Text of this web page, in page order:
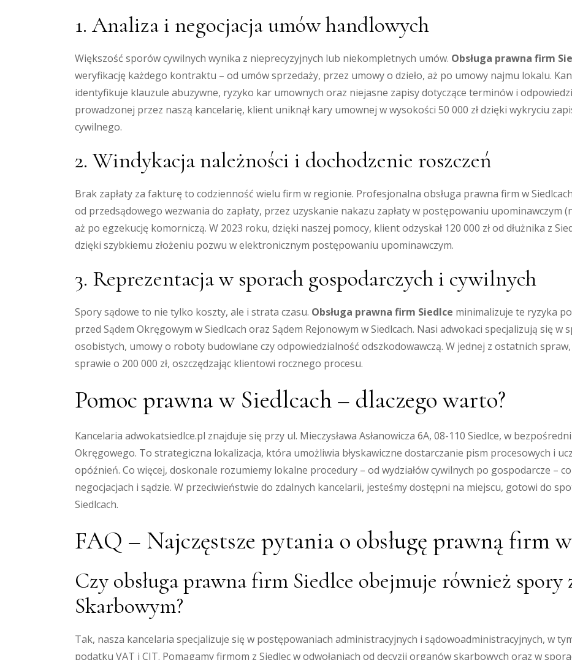
1. Analiza i negocjacja umów handlowych
Większość sporów cywilnych wynika z nieprecyzyjnych lub niekompletnych umów. Obsługa prawna firm
weryfikację każdego kontraktu – od umów sprzedaży, przez umowy o dzieło, aż po umowy najmu lokalu.
identyfikuje klauzule abuzywne, ryzyko kar umownych oraz niejasne zapisy dotyczące terminów i
prowadzonej przez naszą kancelarię, klient uniknął kary umownej w wysokości 50 000 zł dzięki wykryciu
cywilnego.
2. Windykacja należności i dochodzenie roszczeń
Brak zapłaty za fakturę to codzienność wielu firm w regionie. Profesjonalna obsługa prawna firm w
od przedsądowego wezwania do zapłaty, przez uzyskanie nakazu zapłaty w postępowaniu upominawczym
aż po egzekucję komorniczą. W 2023 roku, dzięki naszej pomocy, klient odzyskał 120 000 zł od dłużnika z
dzięki szybkiemu złożeniu pozwu w elektronicznym postępowaniu upominawczym.
3. Reprezentacja w sporach gospodarczych i cywilnych
Spory sądowe to nie tylko koszty, ale i strata czasu. Obsługa prawna firm Siedlce minimalizuje te ryzyka
przed Sądem Okręgowym w Siedlcach oraz Sądem Rejonowym w Siedlcach. Nasi adwokaci specjalizują się
osobistych, umowy o roboty budowlane czy odpowiedzialność odszkodowawczą. W jednej z ostatnich
sprawie o 200 000 zł, oszczędzając klientowi rocznego procesu.
Pomoc prawna w Siedlcach – dlaczego warto?
Kancelaria adwokatsiedlce.pl znajduje się przy ul. Mieczysława Asłanowicza 6A, 08-110 Siedlce, w
Okręgowego. To strategiczna lokalizacja, która umożliwia błyskawiczne dostarczanie pism procesowych i
opóźnień. Co więcej, doskonale rozumiemy lokalne procedury – od wydziałów cywilnych po gospodarcze –
negocjacjach i sądzie. W przeciwieństwie do zdalnych kancelarii, jesteśmy dostępni na miejscu, gotowi do
Siedlcach.
FAQ – Najczęstsze pytania o obsługę prawną firm
Czy obsługa prawna firm Siedlce obejmuje również
Skarbowym?
Tak, nasza kancelaria specjalizuje się w postępowaniach administracyjnych i sądowoadministracyjnych, w
podatku VAT i CIT. Pomagamy firmom z Siedlec w odwołaniach od decyzji organów skarbowych oraz w